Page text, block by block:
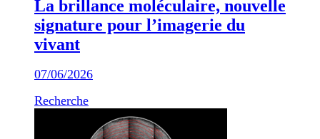
La brillance moléculaire, nouvelle
signature pour l’imagerie du
vivant
07/06/2026
Recherche